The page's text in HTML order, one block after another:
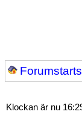
Klockan är nu